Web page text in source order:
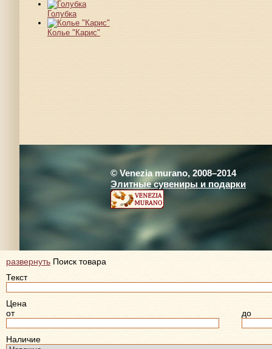
Голубка
Колье "Карис"
© Venezia murano, 2008–2014
Элитные сувениры и подарки
развернуть Поиск товара
Текст
Цена
от
до
Наличие